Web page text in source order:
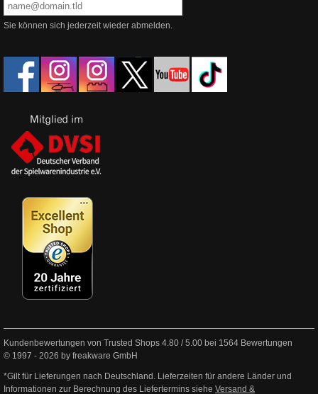
Sie können sich jederzeit wieder abmelden.
Kundenbewertungen von Trusted Shops 4.80 /5.00 bei 1564 Bewertungen
© 1997 - 2026 by freakware GmbH
*Gilt für Lieferungen nach Deutschland. Lieferzeiten für andere Länder und
Informationen zur Berechnung des Liefertermins siehe Versand &